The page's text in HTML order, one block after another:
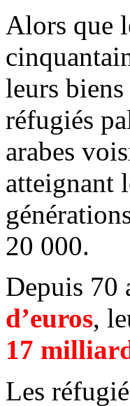
Alors que
leurs biens
réfugiés
arabes
atteignant
20 000.
Depuis 70
d’euros,
17
Les